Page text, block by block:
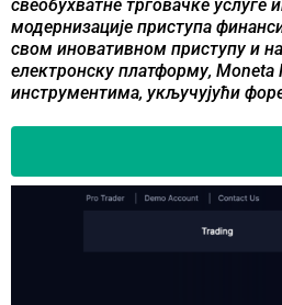
свеобухватне трговачке
модернизације приступа
свом иновативном приступу и
електронску платформу,
инструментима, укључујући